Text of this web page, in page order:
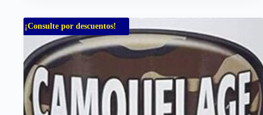
¡Consulte por descuentos!